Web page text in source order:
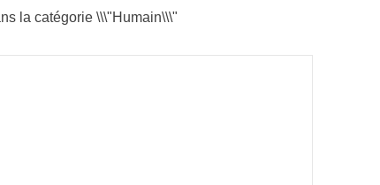
la catégorie \\\"Humain\\\"